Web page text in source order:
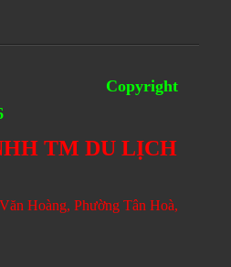
Copyright
TM DU LỊCH
Hoàng, Phường Tân Hoà,